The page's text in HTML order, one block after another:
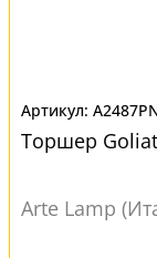
Торшер
Arte Lamp